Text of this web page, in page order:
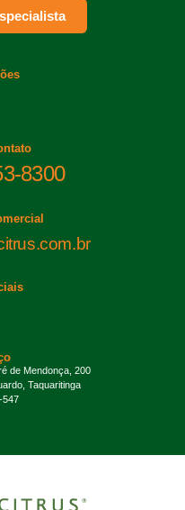
8300
de Mendonça, 200
Taquaritinga
547